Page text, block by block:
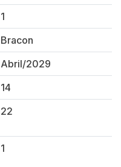
1
Bracon
Abril/2029
14
22
1